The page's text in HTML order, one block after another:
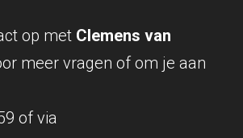
op met Clemens van
meer vragen of om je aan
of via